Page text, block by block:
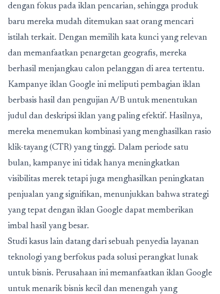
dengan fokus pada iklan pencarian, sehingga produk
baru mereka mudah ditemukan saat orang mencari
istilah terkait. Dengan memilih kata kunci yang relevan
dan memanfaatkan penargetan geografis, mereka
berhasil menjangkau calon pelanggan di area tertentu.
Kampanye iklan Google ini meliputi pembagian iklan
berbasis hasil dan pengujian A/B untuk menentukan
judul dan deskripsi iklan yang paling efektif. Hasilnya,
mereka menemukan kombinasi yang menghasilkan rasio
klik-tayang (CTR) yang tinggi. Dalam periode satu
bulan, kampanye ini tidak hanya meningkatkan
visibilitas merek tetapi juga menghasilkan peningkatan
penjualan yang signifikan, menunjukkan bahwa strategi
yang tepat dengan iklan Google dapat memberikan
imbal hasil yang besar.
Studi kasus lain datang dari sebuah penyedia layanan
teknologi yang berfokus pada solusi perangkat lunak
untuk bisnis. Perusahaan ini memanfaatkan iklan Google
untuk menarik bisnis kecil dan menengah yang